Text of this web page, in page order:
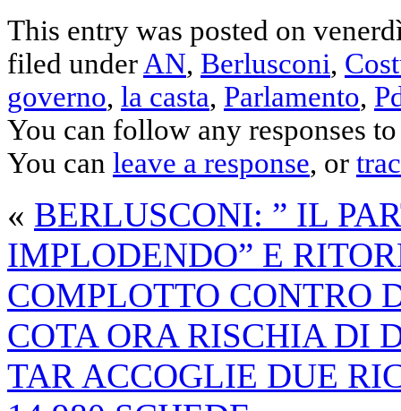
This entry was posted on
filed under AN, Berlusconi,
governo, la casta, Parlamento,
You can follow any responses
You can leave a response, or
« BERLUSCONI: ” IL
IMPLODENDO” E
COMPLOTTO CONTRO
COTA ORA RISCHIA DI
TAR ACCOGLIE DUE